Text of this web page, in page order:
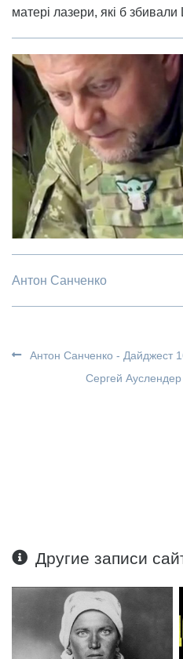
матері лазери, які б
Антон Санченко
Антон Санченко - Дайджест
Сергей
Другие записи